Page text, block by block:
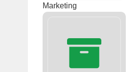
Marketing